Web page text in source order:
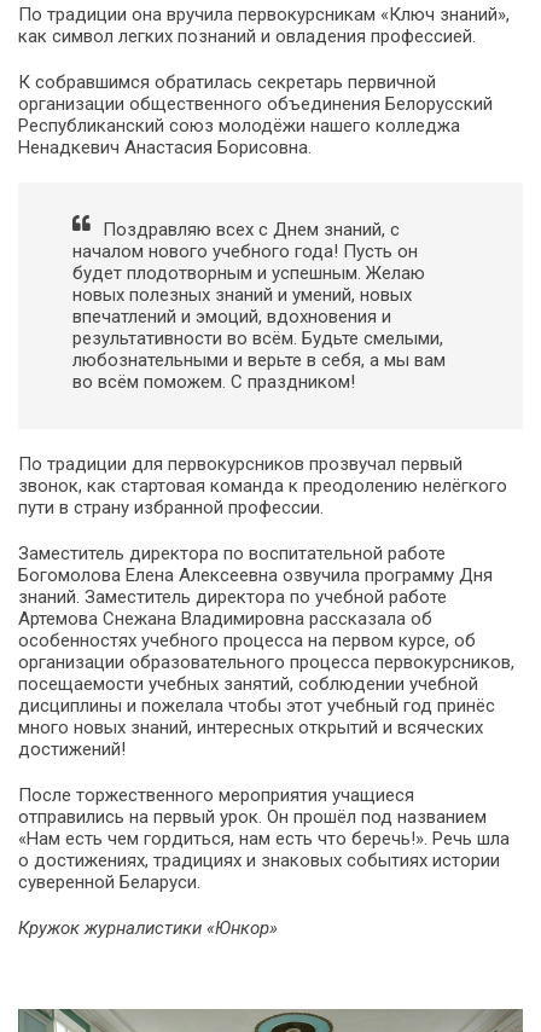
По традиции она вручила первокурсникам «Ключ знаний»,
как символ легких познаний и овладения профессией.
К собравшимся обратилась секретарь первичной
организации общественного объединения Белорусский
Республиканский союз молодёжи нашего колледжа
Ненадкевич Анастасия Борисовна.
Поздравляю всех с Днем знаний, с
началом нового учебного года! Пусть он
будет плодотворным и успешным. Желаю
новых полезных знаний и умений, новых
впечатлений и эмоций, вдохновения и
результативности во всём. Будьте смелыми,
любознательными и верьте в себя, а мы вам
во всём поможем. С праздником!
По традиции для первокурсников прозвучал первый
звонок, как стартовая команда к преодолению нелёгкого
пути в страну избранной профессии.
Заместитель директора по воспитательной работе
Богомолова Елена Алексеевна озвучила программу Дня
знаний. Заместитель директора по учебной работе
Артемова Снежана Владимировна рассказала об
особенностях учебного процесса на первом курсе, об
организации образовательного процесса первокурсников,
посещаемости учебных занятий, соблюдении учебной
дисциплины и пожелала чтобы этот учебный год принёс
много новых знаний, интересных открытий и всяческих
достижений!
После торжественного мероприятия учащиеся
отправились на первый урок. Он прошёл под названием
«Нам есть чем гордиться, нам есть что беречь!». Речь шла
о достижениях, традициях и знаковых событиях истории
суверенной Беларуси.
Кружок журналистики «Юнкор»